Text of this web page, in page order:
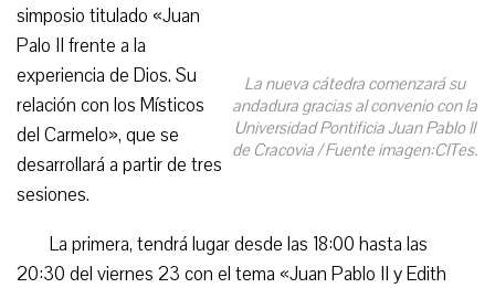
La nueva cátedra comenzará su
andadura gracias al convenio con la
Universidad Pontificia Juan Pablo II
de Cracovia / Fuente imagen:CITes.
simposio titulado «Juan
Palo II frente a la
experiencia de Dios. Su
relación con los Místicos
del Carmelo», que se
desarrollará a partir de tres
sesiones.
La primera, tendrá lugar desde las 18:00 hasta las
20:30 del viernes 23 con el tema «Juan Pablo II y Edith